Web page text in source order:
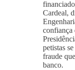
Cardeal,
confiança
petistas
fraude
banco.